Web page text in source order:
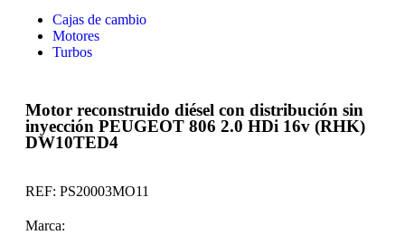
Cajas de cambio
Motores
Turbos
Motor reconstruido diésel con distribución sin
inyección PEUGEOT 806 2.0 HDi 16v (RHK)
DW10TED4
REF: PS20003MO11
Marca: